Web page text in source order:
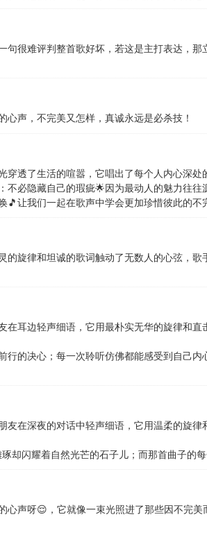
句很难评判整首歌好坏，若这是主打表达，
声，不完美又怎样，真诚永远是必杀技！
穿透了生活的喧嚣，它唱出了每个人内心深
不必隐藏自己的瑕疵🌟因为最动人的魅力往
🎵让我们一起在歌声中学会更加珍惜彼此的不
的旋律和坦诚的歌词触动了无数人的心弦，
在耳边轻声细语，它用最朴实无华的旋律和
行的决心；每一次聆听仿佛都能感受到自己
在深夜的对话中轻声细语，它用温柔的旋
却闪耀着自然光芒的石子儿；而那首曲子的
心声呀😌，它就像一束光照进了那些因不完